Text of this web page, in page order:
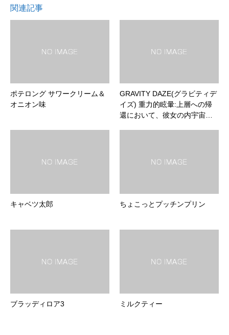
関連記事
ポテロング サワークリーム＆
オニオン味
GRAVITY DAZE(グラビティデ
イズ) 重力的眩暈:上層への帰
還において、彼女の内宇宙…
キャベツ太郎 ちょこっとプッチンプリン
ブラッディロア3 ミルクティー